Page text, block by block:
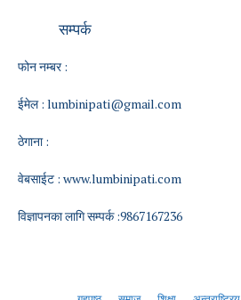
सम्पर्क
फोन नम्बर :
ईमेल : lumbinipati@gmail.com
ठेगाना :
वेबसाईट : www.lumbinipati.com
विज्ञापनका लागि सम्पर्क :9867167236